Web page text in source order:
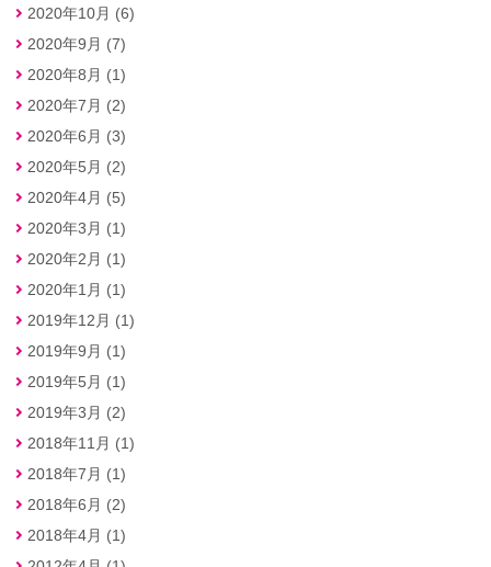
2020年10月 (6)
2020年9月 (7)
2020年8月 (1)
2020年7月 (2)
2020年6月 (3)
2020年5月 (2)
2020年4月 (5)
2020年3月 (1)
2020年2月 (1)
2020年1月 (1)
2019年12月 (1)
2019年9月 (1)
2019年5月 (1)
2019年3月 (2)
2018年11月 (1)
2018年7月 (1)
2018年6月 (2)
2018年4月 (1)